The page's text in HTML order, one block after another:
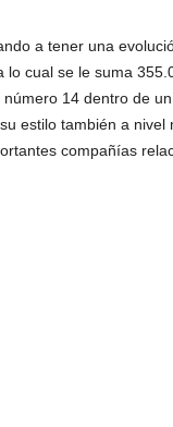
a tener una
cual se le suma
14 dentro de
estilo también a nivel
compañías